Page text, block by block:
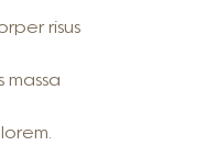
risus
massa